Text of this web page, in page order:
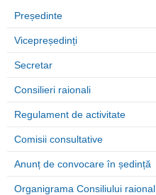
Președinte
Vicepreședinți
Secretar
Consilieri raionali
Regulament de activitate
Comisii consultative
Anunț de convocare în ședință
Organigrama Consiliului raional